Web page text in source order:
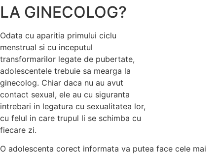
LA GINECOLOG?
Odata cu aparitia primului ciclu
menstrual si cu inceputul
transformarilor legate de pubertate,
adolescentele trebuie sa mearga la
ginecolog. Chiar daca nu au avut
contact sexual, ele au cu siguranta
intrebari in legatura cu sexualitatea lor,
cu felul in care trupul li se schimba cu
fiecare zi.
O adolescenta corect informata va putea face cele mai